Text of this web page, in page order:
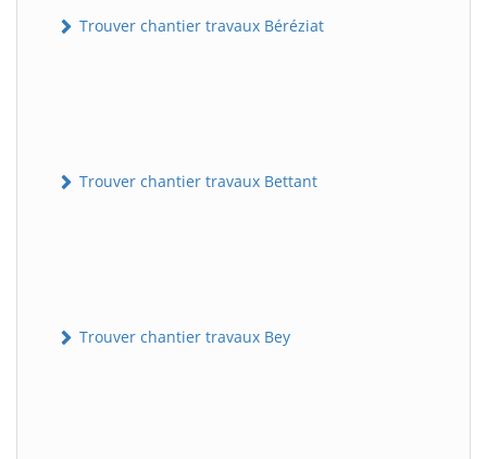
Trouver chantier travaux Béréziat
Trouver chantier travaux Bettant
Trouver chantier travaux Bey